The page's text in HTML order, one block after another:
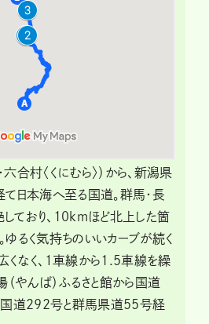
合村〈くにむら〉）から、新潟県
て日本海へ至る国道。群馬・長
ており、10kmほど北上した箇
るく気持ちのいいカーブが続く
くなく、１車線から1.5車線を繰
（やんば）ふるさと館から国道
道292号と群馬県道55号経